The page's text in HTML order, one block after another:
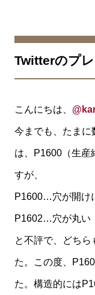
Twitterのプ
こんにちは、
今までも、たまに
は、P1600（生産
すが、
P1600…穴が開け
P1602…穴が丸い
と不評で、どち
た。この度、
た。構造的には